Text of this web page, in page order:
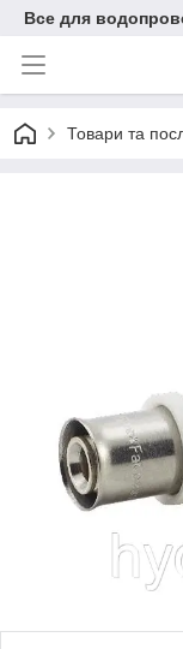
Все для
Товари та